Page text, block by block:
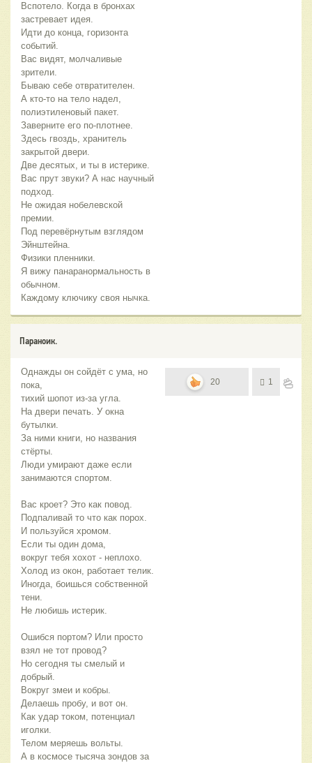
Вспотело. Когда в бронхах
застревает идея.
Идти до конца, горизонта
событий.
Вас видят, молчаливые
зрители.
Бываю себе отвратителен.
А кто-то на тело надел,
полиэтиленовый пакет.
Заверните его по-плотнее.
Здесь гвоздь, хранитель
закрытой двери.
Две десятых, и ты в истерике.
Вас прут звуки? А нас научный
подход.
Не ожидая нобелевской
премии.
Под перевёрнутым взглядом
Эйнштейна.
Физики пленники.
Я вижу панаранормальность в
обычном.
Каждому ключику своя нычка.
Параноик.
Однажды он сойдёт с ума, но
пока,
тихий шопот из-за угла.
На двери печать. У окна
бутылки.
За ними книги, но названия
стёрты.
Люди умирают даже если
занимаются спортом.
Вас кроет? Это как повод.
Подпаливай то что как порох.
И пользуйся хромом.
Если ты один дома,
вокруг тебя хохот - неплохо.
Холод из окон, работает телик.
Иногда, боишься собственной
тени.
Не любишь истерик.
Ошибся портом? Или просто
взял не тот провод?
Но сегодня ты смелый и
добрый.
Вокруг змеи и кобры.
Делаешь пробу, и вот он.
Как удар током, потенциал
иголки.
Телом меряешь вольты.
А в космосе тысяча зондов за
20 1